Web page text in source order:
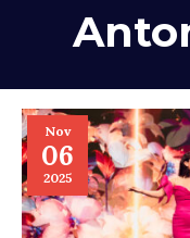
Nov
06
2025